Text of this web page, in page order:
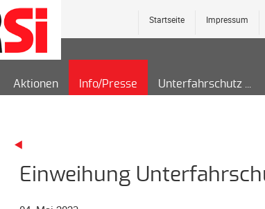
Impressum
Startseite
Aktionen Info/Presse Unterfahrschutz
Einweihung